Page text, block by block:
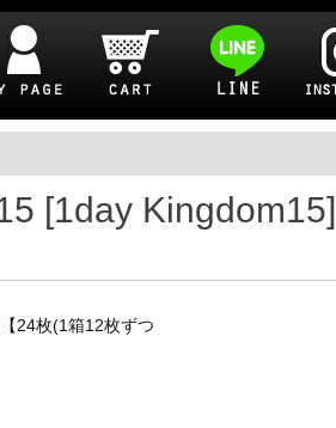
[1day Kingdom15]
24枚(1箱12枚ずつ